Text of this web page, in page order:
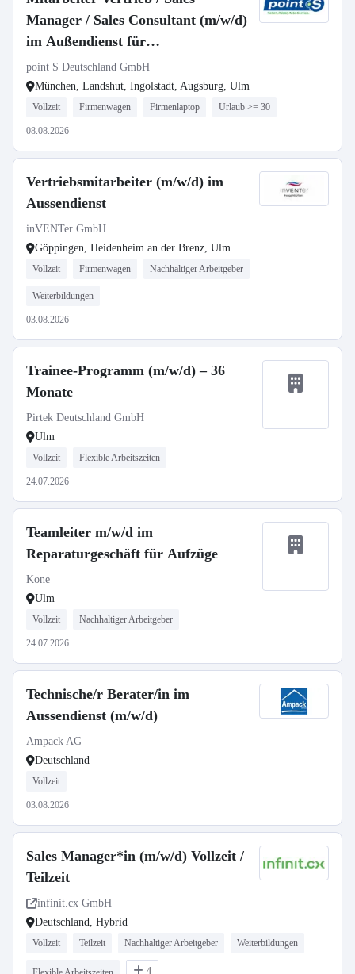
Manager / Sales Consultant (m/w/d)
im Außendienst für
Postleitzahlbereich 8
point S Deutschland GmbH
München, Landshut, Ingolstadt, Augsburg, Ulm
Vollzeit Firmenwagen Firmenlaptop Urlaub >= 30
08.08.2026
Vertriebsmitarbeiter (m/w/d) im
Aussendienst
inVENTer GmbH
Göppingen, Heidenheim an der Brenz, Ulm
Vollzeit Firmenwagen Nachhaltiger Arbeitgeber
Weiterbildungen
03.08.2026
Trainee-Programm (m/w/d) – 36
Monate
Pirtek Deutschland GmbH
Ulm
Vollzeit Flexible Arbeitszeiten
24.07.2026
Teamleiter m/w/d im
Reparaturgeschäft für Aufzüge
Kone
Ulm
Vollzeit Nachhaltiger Arbeitgeber
24.07.2026
Technische/r Berater/in im
Aussendienst (m/w/d)
Ampack AG
Deutschland
Vollzeit
03.08.2026
Sales Manager*in (m/w/d) Vollzeit /
Teilzeit
infinit.cx GmbH
Deutschland, Hybrid
Vollzeit Teilzeit Nachhaltiger Arbeitgeber Weiterbildungen
4